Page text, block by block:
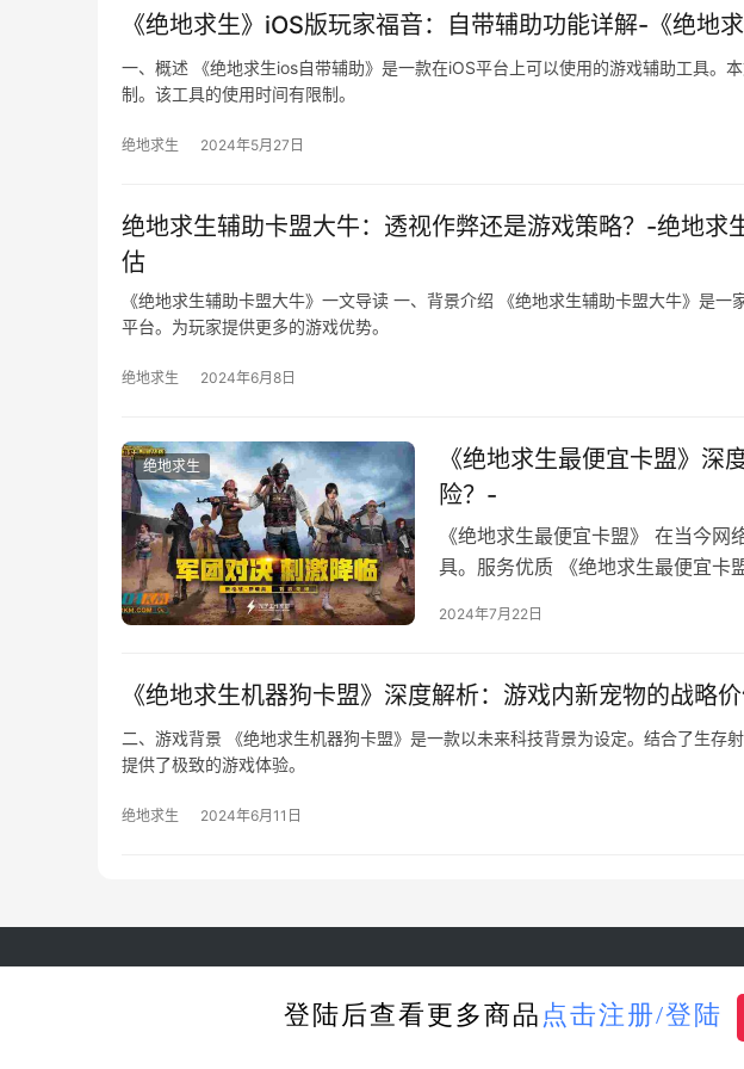
《绝地求生》iOS版玩家福音：自带辅助功能详解-《绝地
一、概述 《绝地求生ios自带辅助》是一款在iOS平台上可以使用的游戏辅助工具。
制。该工具的使用时间有限制。
绝地求生 2024年5月27日
绝地求生辅助卡盟大牛：透视作弊还是游戏策略？-绝地求
估
《绝地求生辅助卡盟大牛》一文导读 一、背景介绍 《绝地求生辅助卡盟大牛》是
平台。为玩家提供更多的游戏优势。
绝地求生 2024年6月8日
绝地求生
《绝地求生最便宜卡盟》深
险？-
《绝地求生最便宜卡盟》 在当今
具。服务优质 《绝地求生最便宜卡
2024年7月22日
《绝地求生机器狗卡盟》深度解析：游戏内新宠物的战略
二、游戏背景 《绝地求生机器狗卡盟》是一款以未来科技背景为设定。结合了生存
提供了极致的游戏体验。
绝地求生 2024年6月11日
Copyright © 2024 A5卡盟
登陆后查看更多商品 点击注册/登陆